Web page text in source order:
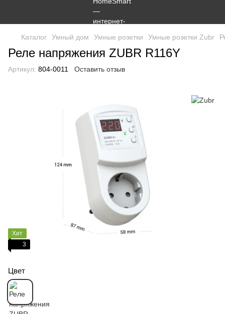
Каталог Умный дом Умные розетки Умные розетки Zubr
Реле напряжения ZUBR R116Y
Артикул: 804-0011 Оставить отзыв
Хит
3
Цвет